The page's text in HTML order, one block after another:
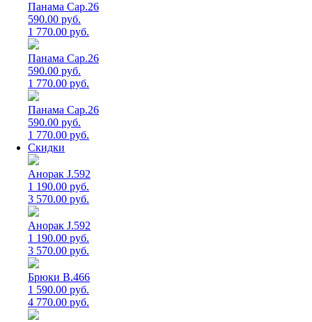
Панама Cap.26
590.00 руб.
1 770.00 руб.
Панама Cap.26
590.00 руб.
1 770.00 руб.
Панама Cap.26
590.00 руб.
1 770.00 руб.
Скидки
Анорак J.592
1 190.00 руб.
3 570.00 руб.
Анорак J.592
1 190.00 руб.
3 570.00 руб.
Брюки B.466
1 590.00 руб.
4 770.00 руб.